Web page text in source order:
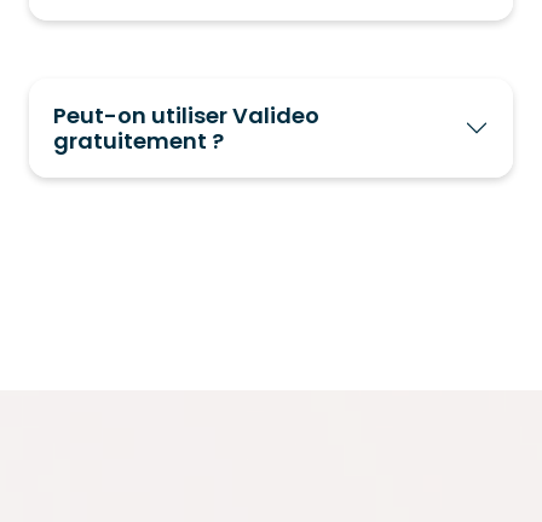
Peut-on utiliser Valideo
gratuitement ?